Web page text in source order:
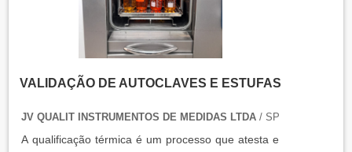
VALIDAÇÃO DE AUTOCLAVES E ESTUFAS
JV QUALIT INSTRUMENTOS DE MEDIDAS LTDA/ SP
A qualificação térmica é um processo que atesta e